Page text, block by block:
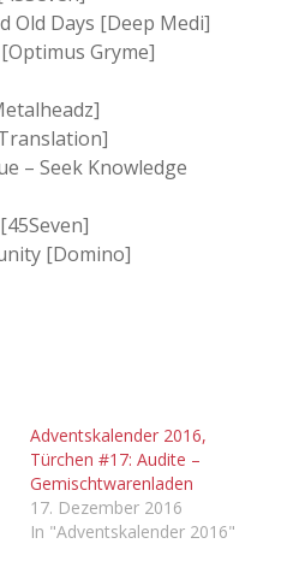
Old Days [Deep Medi]
Gryme]
– Seek Knowledge
[Domino]
Adventskalender 2016,
Türchen #17: Audite –
Gemischtwarenladen
17. Dezember 2016
In "Adventskalender 2016"